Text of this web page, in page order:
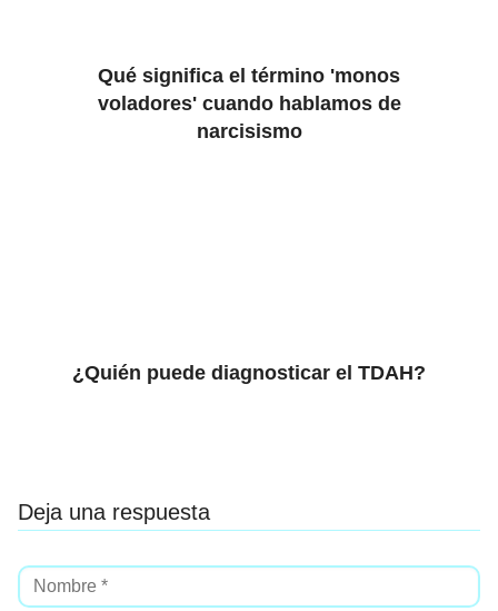
Qué significa el término 'monos
voladores' cuando hablamos de
narcisismo
¿Quién puede diagnosticar el TDAH?
Deja una respuesta